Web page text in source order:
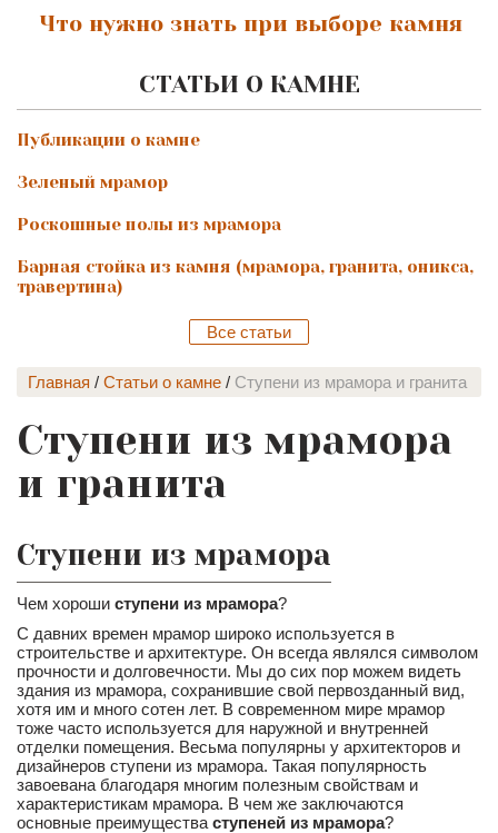
Что нужно знать при выборе камня
СТАТЬИ О КАМНЕ
Публикации о камне
Зеленый мрамор
Роскошные полы из мрамора
Барная стойка из камня (мрамора, гранита, оникса,
травертина)
Все статьи
Главная / Статьи о камне / Cтупени из мрамора и гранита
Cтупени из мрамора
и гранита
Ступени из мрамора
Чем хороши ступени из мрамора?
С давних времен мрамор широко используется в
строительстве и архитектуре. Он всегда являлся символом
прочности и долговечности. Мы до сих пор можем видеть
здания из мрамора, сохранившие свой первозданный вид,
хотя им и много сотен лет. В современном мире мрамор
тоже часто используется для наружной и внутренней
отделки помещения. Весьма популярны у архитекторов и
дизайнеров ступени из мрамора. Такая популярность
завоевана благодаря многим полезным свойствам и
характеристикам мрамора. В чем же заключаются
основные преимущества ступеней из мрамора?